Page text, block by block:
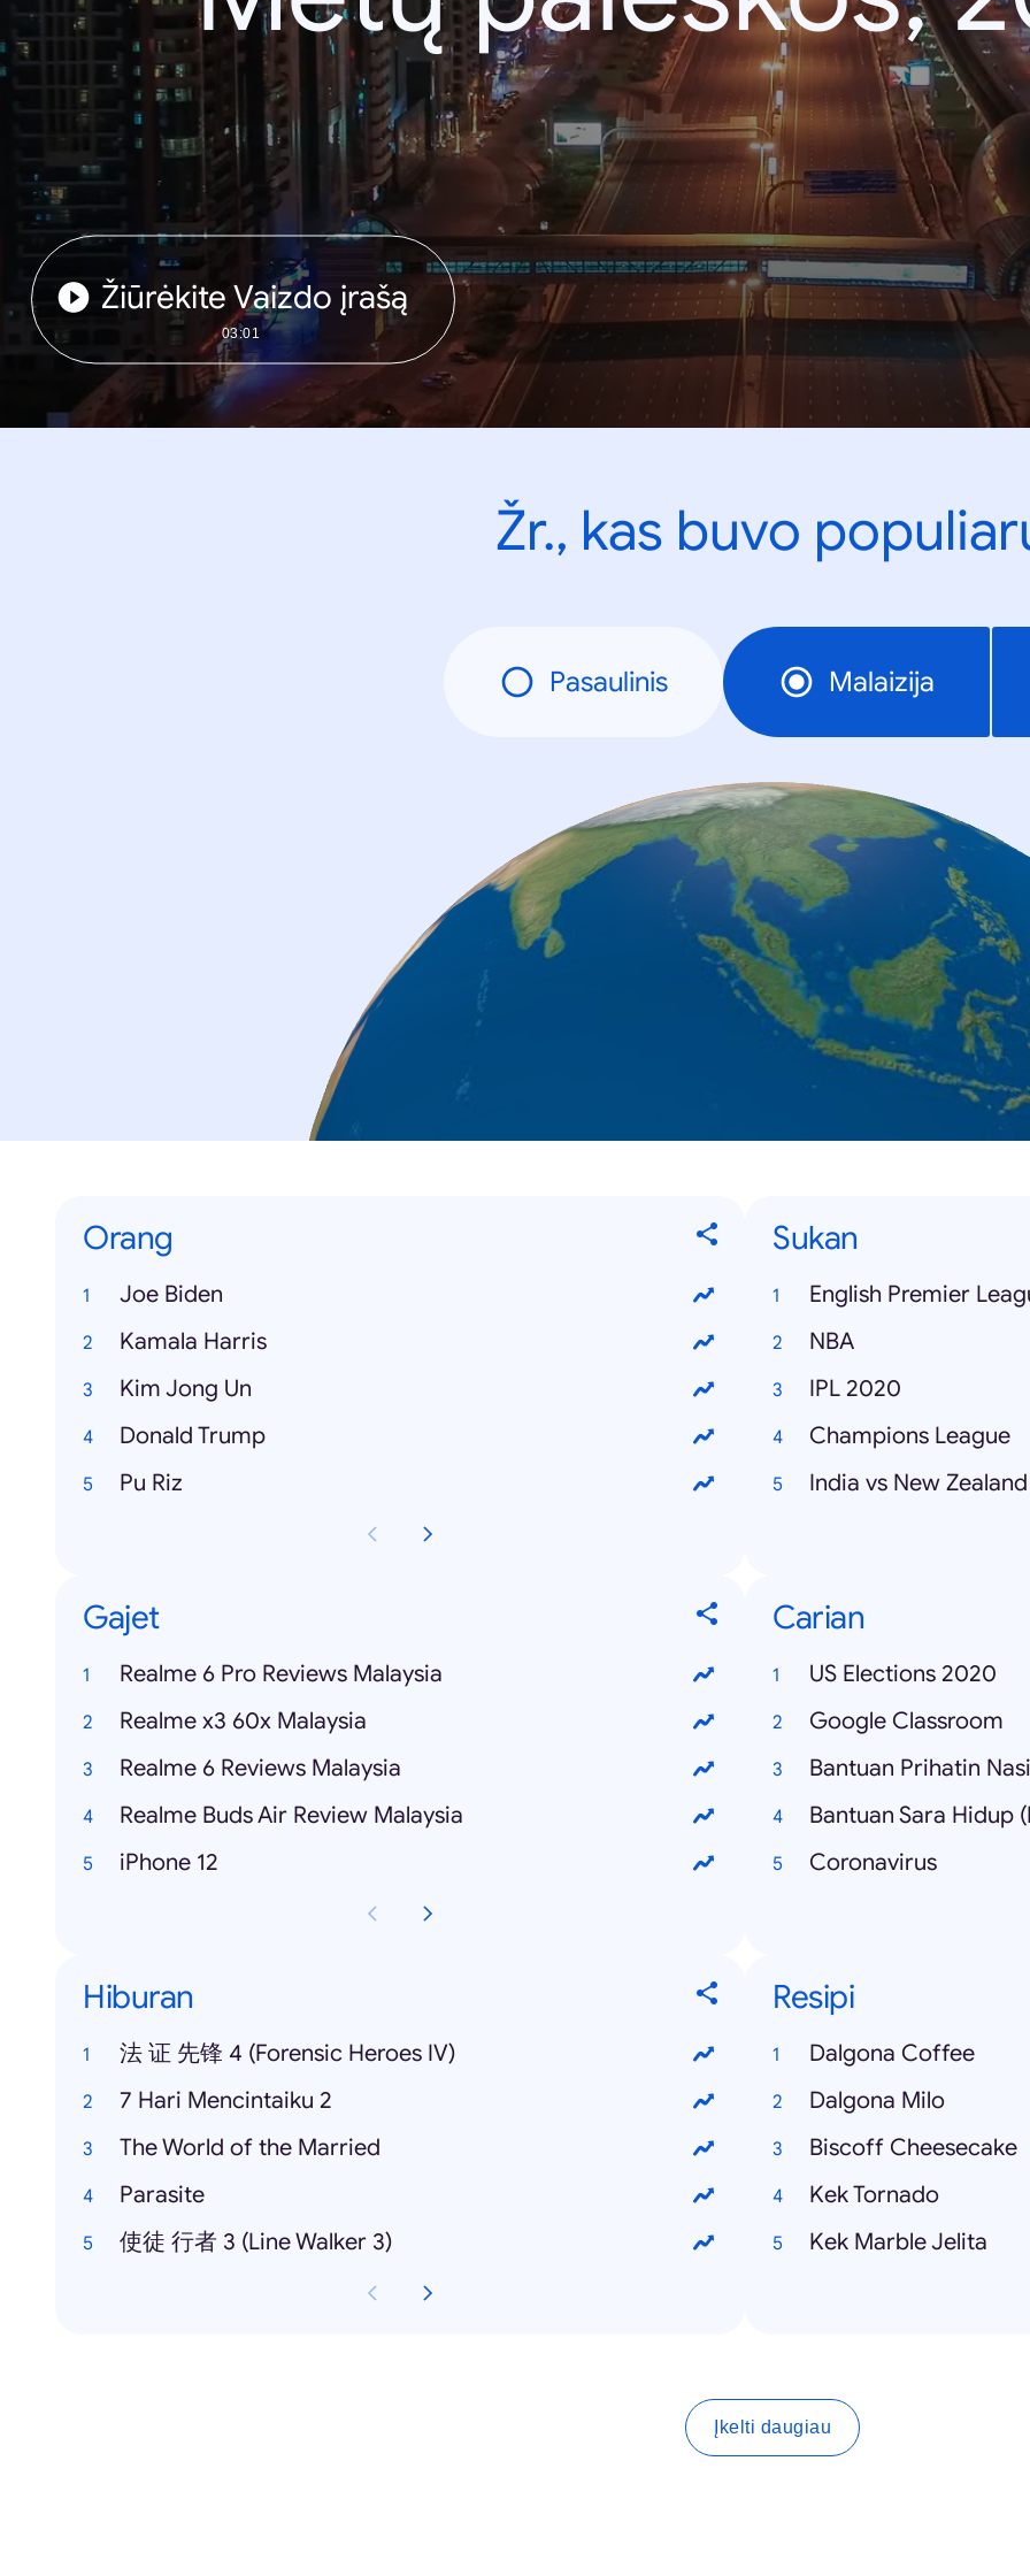
Žiūrėkite Vaizdo įrašą
03:01
Žr., kas buvo
Pasaulinis Malaizija
Orang
Joe Biden
Kamala Harris
Kim Jong Un
Donald Trump
Pu Riz
Sukan
English Premier
NBA
IPL 2020
Champions League
India vs New Zealand
Gajet
Realme 6 Pro Reviews Malaysia
Realme x3 60x Malaysia
Realme 6 Reviews Malaysia
Realme Buds Air Review Malaysia
iPhone 12
Carian
US Elections 2020
Google Classroom
Bantuan Prihatin
Bantuan Sara Hidup
Coronavirus
Hiburan
法 证 先锋 4 (Forensic Heroes IV)
7 Hari Mencintaiku 2
The World of the Married
Parasite
使徒 行者 3 (Line Walker 3)
Resipi
Dalgona Coffee
Dalgona Milo
Biscoff Cheesecake
Kek Tornado
Kek Marble Jelita
Įkelti daugiau